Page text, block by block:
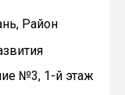
Район
№3, 1-й этаж